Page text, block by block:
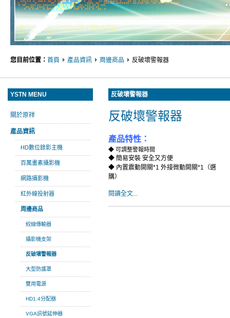
您目前位置： 首頁 產品資訊 周邊商品 反破壞警報器
反破壞警報器
反破壞警報器
產品特性：
◆ 可調整警報時間
◆ 簡易安裝 安全又方便
◆ 內置震動開關*1 外接微動開關*1（選
購）
閱讀全文...
YSTN MENU
關於原祥
產品資訊
HD數位錄影主機
百萬畫素攝影機
網路攝影機
紅外線投射器
周邊商品
絞線傳輸器
攝影機支架
反破壞警報器
大型防護罩
雙用電源
HD1:4分配器
VGA訊號延伸器